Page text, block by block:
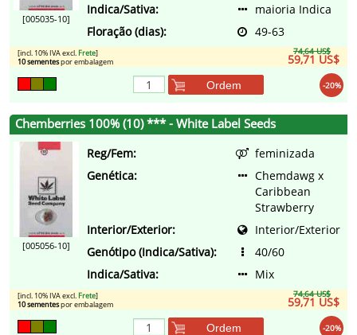
[005035-10]
Indica/Sativa:
maioria Indica
Floração (dias):
49-63
74,64 US$
59,71 US$
[incl. 10% IVA excl. Frete]
10 sementespor embalagem
-20%
Ordem
Chemberries 100% (10) *** - White Label Seeds
[005056-10]
Reg/Fem:
feminizada
Genética:
Chemdawg x
Caribbean
Strawberry
Interior/Exterior:
Interior/Exterior
Genótipo (Indica/Sativa):
40/60
Indica/Sativa:
Mix
74,64 US$
59,71 US$
[incl. 10% IVA excl. Frete]
10 sementespor embalagem
-20%
Ordem